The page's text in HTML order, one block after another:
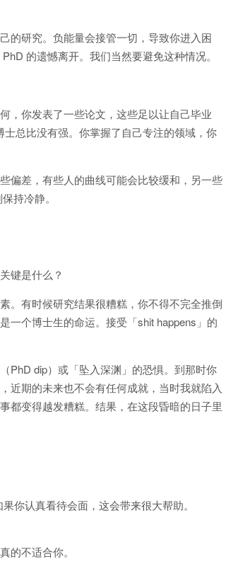
的研究。负能量会接管一切，导致你进入困
的遗憾离开。我们当然要避免这种情况。
，你发表了一些论文，这些足以让自己毕业
总比没有强。你掌握了自己专注的领域，你
偏差，有些人的曲线可能会比较缓和，另一些
持冷静。
键是什么？
。有时候研究结果很糟糕，你不得不完全推倒
一个博士生的命运。接受「shit happens」的
PhD dip）或「坠入深渊」的恐惧。到那时你
近期的未来也不会有任何成就，当时我就陷入
都变得越发糟糕。结果，在这段昏暗的日子里
你认真看待会面，这会带来很大帮助。
的不适合你。